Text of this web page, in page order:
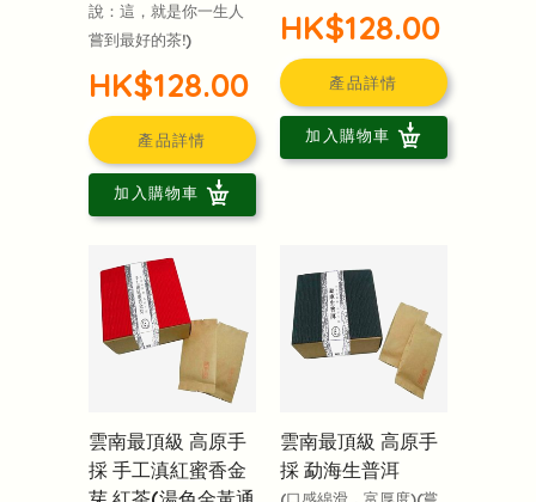
說：這，就是你一生人
嘗到最好的茶!)
HK$128.00
產品詳情
加入購物車
HK$128.00
產品詳情
加入購物車
雲南最頂級 高原手
採 手工滇紅蜜香金
雲南最頂級 高原手
採 勐海生普洱